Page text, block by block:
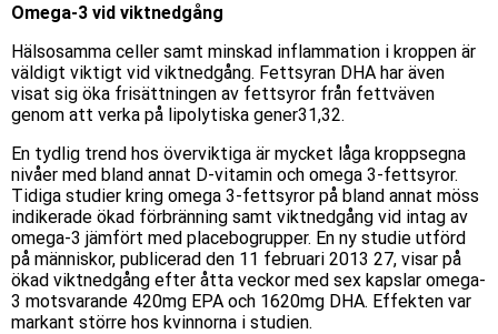
Omega-3 vid viktnedgång
Hälsosamma celler samt minskad inflammation i kroppen är
väldigt viktigt vid viktnedgång. Fettsyran DHA har även
visat sig öka frisättningen av fettsyror från fettväven
genom att verka på lipolytiska gener31,32.
En tydlig trend hos överviktiga är mycket låga kroppsegna
nivåer med bland annat D-vitamin och omega 3-fettsyror.
Tidiga studier kring omega 3-fettsyror på bland annat möss
indikerade ökad förbränning samt viktnedgång vid intag av
omega-3 jämfört med placebogrupper. En ny studie utförd
på människor, publicerad den 11 februari 2013 27, visar på
ökad viktnedgång efter åtta veckor med sex kapslar omega-
3 motsvarande 420mg EPA och 1620mg DHA. Effekten var
markant större hos kvinnorna i studien.